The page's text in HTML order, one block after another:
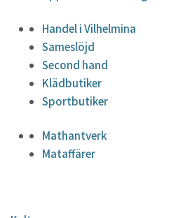
Handel i Vilhelmina
Sameslöjd
Second hand
Klädbutiker
Sportbutiker
Mathantverk
Mataffärer